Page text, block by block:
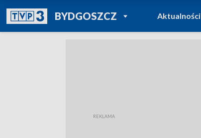
BYDGOSZCZPOWRÓT DO
TVP REGIONY
Aktualności